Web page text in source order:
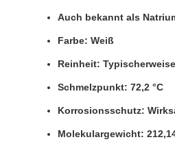
Auch bekannt als
Farbe: Weiß
Reinheit:
Schmelzpunkt: 72,2 °C
Korrosionsschutz:
Molekulargewicht: